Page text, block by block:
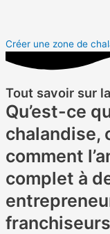
Créer une zone de
Tout savoir sur
Qu’est-ce
chalandise,
comment
complet à